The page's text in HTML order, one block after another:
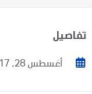
تفاصيل
أغسطس 28, 2017